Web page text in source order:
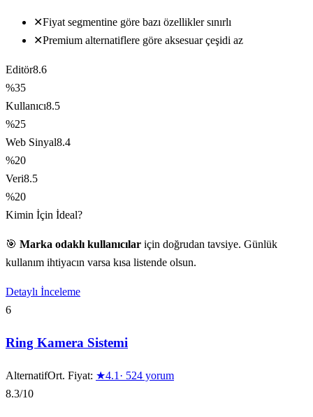
✕Fiyat segmentine göre bazı özellikler sınırlı
✕Premium alternatiflere göre aksesuar çeşidi az
Editör8.6
%35
Kullanıcı8.5
%25
Web Sinyal8.4
%20
Veri8.5
%20
Kimin İçin İdeal?
🎯 Marka odaklı kullanıcılar için doğrudan tavsiye. Günlük
kullanım ihtiyacın varsa kısa listende olsun.
Detaylı İnceleme
6
Ring Kamera Sistemi
AlternatifOrt. Fiyat: ★4.1 · 524 yorum
8.3/10